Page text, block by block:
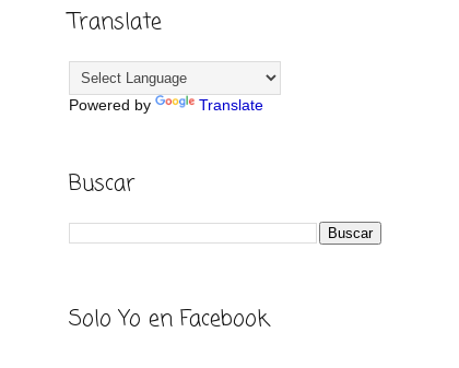
Translate
Powered by Translate
Buscar
Solo Yo en Facebook